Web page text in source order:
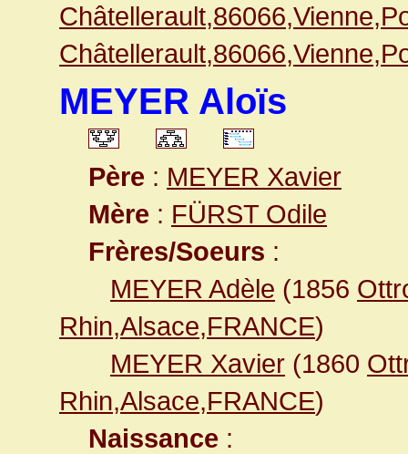
MEYER Aloïs
Père : MEYER Xavier
Mère : FÜRST Odile
Frères/Soeurs :
MEYER Adèle (1856
Rhin,Alsace,FRANCE)
MEYER Xavier (1860
Rhin,Alsace,FRANCE)
Naissance :